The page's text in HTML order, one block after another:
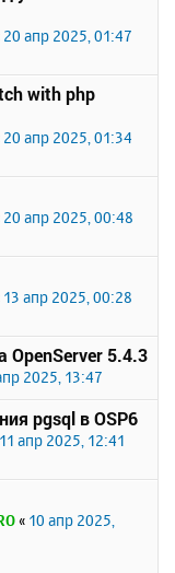
20 апр 2025, 01:47
with php
20 апр 2025, 01:34
20 апр 2025, 00:48
13 апр 2025, 00:28
OpenServer 5.4.3
2025, 13:47
pgsql в OSP6
11 апр 2025, 12:41
« 10 апр 2025,